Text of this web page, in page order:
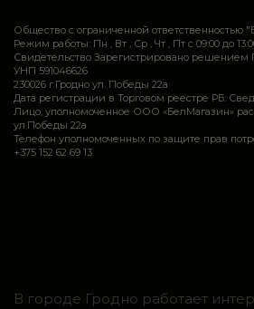
Общество с ограниченной
Режим работы: Пн , Вт , Ср , Чт , Пт c 09:00 до
Свидетельство Зарегистрировано решением
УНП 591046626
230026 г.Гродно ул. Победы 22а
Дата регистрации в Торговом реестре РБ:
Лицо, уполномоченное ООО «БелМагазин»
ул.Победы 22а
Телефон уполномоченных по защите прав
+375 152 62 69 13
В городе Гродно работает